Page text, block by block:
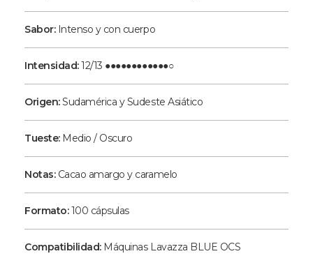
Sabor:Intenso y con cuerpo
Intensidad:12/13 ●●●●●●●●●●●●○
Origen:Sudamérica y Sudeste Asiático
Tueste:Medio / Oscuro
Notas:Cacao amargo y caramelo
Formato:100 cápsulas
Compatibilidad:Máquinas Lavazza BLUE OCS